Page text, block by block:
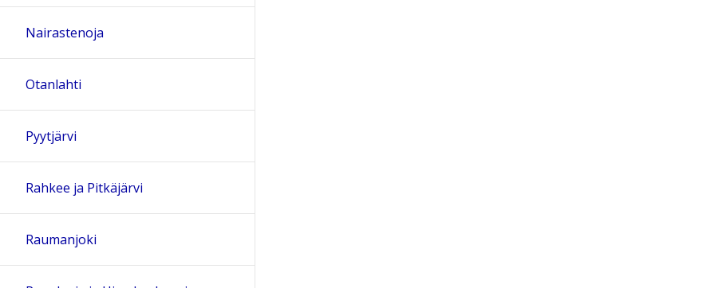
Nairastenoja
Otanlahti
Pyytjärvi
Rahkee ja Pitkäjärvi
Raumanjoki